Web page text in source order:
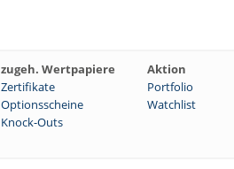
zugeh. Wertpapiere
Aktion
Zertifikate
Portfolio
Optionsscheine
Watchlist
Knock-Outs